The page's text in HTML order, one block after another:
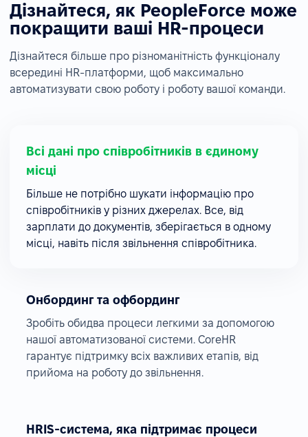
Дізнайтеся, як PeopleForce може
покращити ваші HR-процеси
Дізнайтеся більше про різноманітність функціоналу
всередині HR-платформи, щоб максимально
автоматизувати свою роботу і роботу вашої команди.
Всі дані про співробітників в єдиному
місці
Більше не потрібно шукати інформацію про
співробітників у різних джерелах. Все, від
зарплати до документів, зберігається в одному
місці, навіть після звільнення співробітника.
Онбординг та офбординг
Зробіть обидва процеси легкими за допомогою
нашої автоматизованої системи. CoreHR
гарантує підтримку всіх важливих етапів, від
прийома на роботу до звільнення.
HRIS-система, яка підтримає процеси